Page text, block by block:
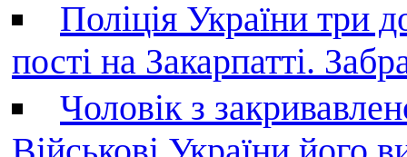
Поліція України три
пості на Закарпатті.
Чоловік з